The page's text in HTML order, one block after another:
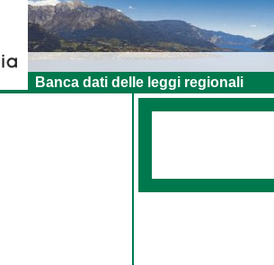
Banca dati delle leggi regionali